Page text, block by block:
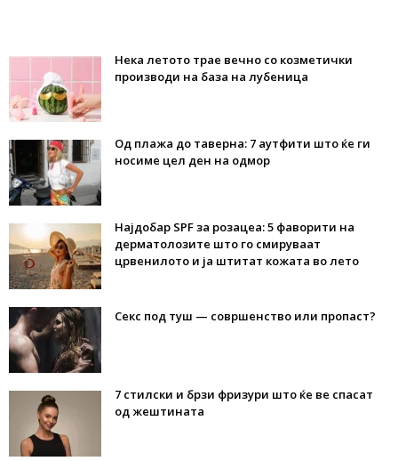
Нека летото трае вечно со козметички
производи на база на лубеница
Од плажа до таверна: 7 аутфити што ќе ги
носиме цел ден на одмор
Најдобар SPF за розацеа: 5 фаворити на
дерматолозите што го смируваат
црвенилото и ја штитат кожата во лето
Секс под туш — совршенство или пропаст?
7 стилски и брзи фризури што ќе ве спасат
од жештината